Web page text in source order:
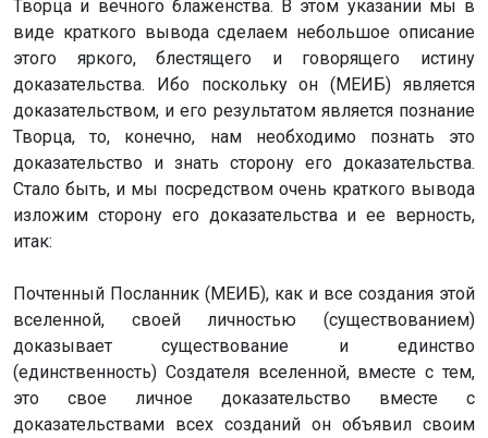
Творца и вечного блаженства. В этом указании мы в
виде краткого вывода сделаем небольшое описание
этого яркого, блестящего и говорящего истину
доказательства. Ибо поскольку он (МЕИБ) является
доказательством, и его результатом является познание
Творца, то, конечно, нам необходимо познать это
доказательство и знать сторону его доказательства.
Стало быть, и мы посредством очень краткого вывода
изложим сторону его доказательства и ее верность,
итак:
Почтенный Посланник (МЕИБ), как и все создания этой
вселенной, своей личностью (существованием)
доказывает существование и единство
(единственность) Создателя вселенной, вместе с тем,
это свое личное доказательство вместе с
доказательствами всех созданий он объявил своим